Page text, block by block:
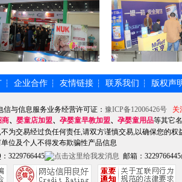
┆ 企业合作 ┆ 友情链接 ┆ 联系我们 ┆ 版权声
信与信息服务业务经营许可证： 豫ICP备12006426号
关
商、 婴童店加盟、 孕婴童早教加盟、 孕婴童用品等其它
为交易经过负任何责任,请双方谨慎交易,以确保您的权
位及个人不得发布欺骗性产品信息
3229766445
邮箱：